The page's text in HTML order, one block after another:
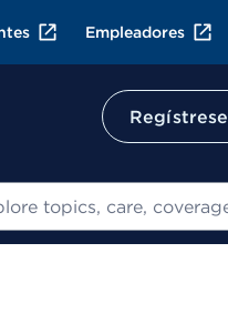
Empleadores
Regístrese